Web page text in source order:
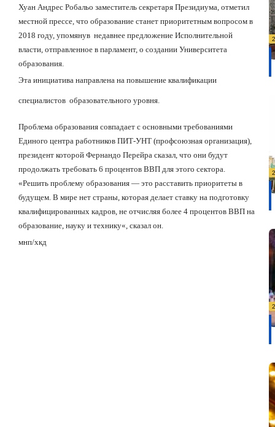
Хуан Андрес Робальо заместитель секретаря Президиума, отметил
местной прессе, что образование станет приоритетным вопросом в
2018 году, упомянув недавнее предложение Исполнительной
власти, отправленное в парламент, о создании Университета
образования.
Эта инициатива направлена на повышение квалификации
специалистов образовательного уровня.
Проблема образования совпадает с основными требованиями
Единого центра работников ПИТ-УНТ (профсоюзная организация),
президент которой Фернандо Перейра сказал, что они будут
продолжать требовать 6 процентов ВВП для этого сектора.
«Решить проблему образования — это расставить приоритеты в
будущем. В мире нет страны, которая делает ставку на подготовку
квалифицированных кадров, не отчисляя более 4 процентов ВВП на
образование, науку и технику« , сказал он.
мнп/хкд